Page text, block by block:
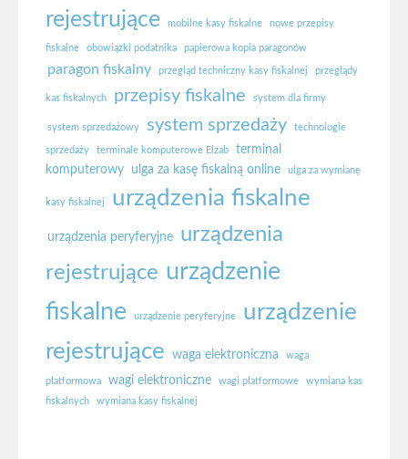
rejestrujące
mobilne kasy fiskalne nowe przepisy
fiskalne obowiązki podatnika papierowa kopia paragonów
paragon fiskalny przegląd techniczny kasy fiskalnej przeglądy
kas fiskalnych przepisy fiskalne system dla firmy
system sprzedażowy system sprzedaży technologie
sprzedaży terminale komputerowe Elzab
terminal
komputerowy
ulga za kasę fiskalną online ulga za wymianę
kasy fiskalnej urządzenia fiskalne
urządzenia peryferyjne
urządzenia
rejestrujące urządzenie
fiskalne
urządzenie peryferyjne
urządzenie
rejestrujące
waga elektroniczna waga
platformowa wagi elektroniczne wagi platformowe
wymiana kas
fiskalnych
wymiana kasy fiskalnej